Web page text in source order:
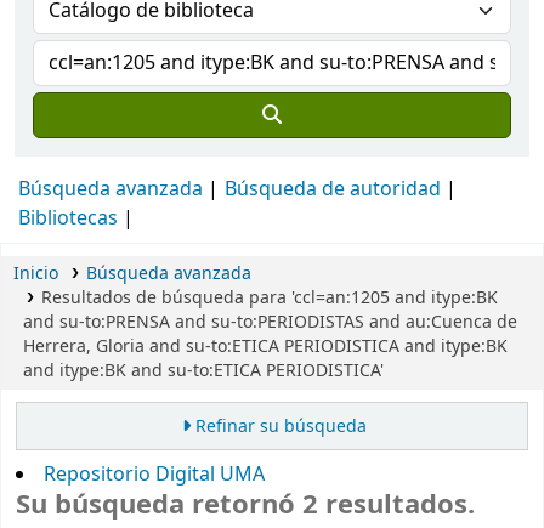
Búsqueda avanzada
Búsqueda de autoridad
Bibliotecas
Inicio
Búsqueda avanzada
Resultados de búsqueda para 'ccl=an:1205 and itype:BK
and su-to:PRENSA and su-to:PERIODISTAS and au:Cuenca de
Herrera, Gloria and su-to:ETICA PERIODISTICA and itype:BK
and itype:BK and su-to:ETICA PERIODISTICA'
Refinar su búsqueda
Repositorio Digital UMA
Su búsqueda retornó 2 resultados.